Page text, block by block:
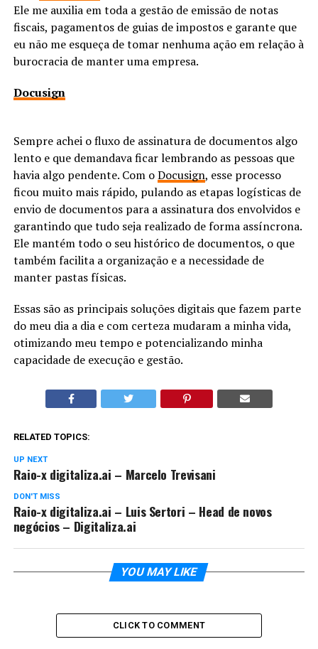
Ele me auxilia em toda a gestão de emissão de notas
fiscais, pagamentos de guias de impostos e garante que
eu não me esqueça de tomar nenhuma ação em relação à
burocracia de manter uma empresa.
Docusign
Sempre achei o fluxo de assinatura de documentos algo
lento e que demandava ficar lembrando as pessoas que
havia algo pendente. Com oDocusign, esse processo
ficou muito mais rápido, pulando as etapas logísticas de
envio de documentos para a assinatura dos envolvidos e
garantindo que tudo seja realizado de forma assíncrona.
Ele mantém todo o seu histórico de documentos, o que
também facilita a organização e a necessidade de
manter pastas físicas.
Essas são as principais soluções digitais que fazem parte
do meu dia a dia e com certeza mudaram a minha vida,
otimizando meu tempo e potencializando minha
capacidade de execução e gestão.
RELATED TOPICS:
UP NEXT
Raio-x digitaliza.ai – Marcelo Trevisani
DON'T MISS
Raio-x digitaliza.ai – Luis Sertori – Head de novos
negócios – Digitaliza.ai
YOU MAY LIKE
CLICK TO COMMENT